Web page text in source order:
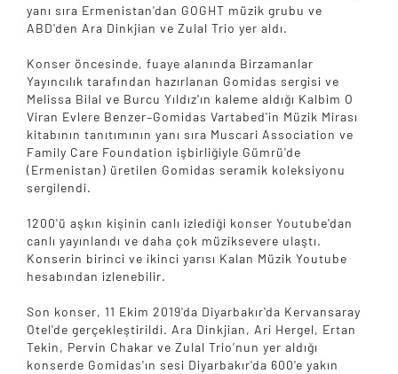
yanı sıra Ermenistan'dan GOGHT müzik grubu ve
ABD'den Ara Dinkjian ve Zulal Trio yer aldı.
Konser öncesinde, fuaye alanında Birzamanlar
Yayıncılık tarafından hazırlanan Gomidas sergisi ve
Melissa Bilal ve Burcu Yıldız'ın kaleme aldığı Kalbim O
Viran Evlere Benzer–Gomidas Vartabed'in Müzik Mirası
kitabının tanıtımının yanı sıra Muscari Association ve
Family Care Foundation işbirliğiyle Gümrü'de
(Ermenistan) üretilen Gomidas seramik koleksiyonu
sergilendi.
1200'ü aşkın kişinin canlı izlediği konser Youtube'dan
canlı yayınlandı ve daha çok müziksevere ulaştı.
Konserin birinci ve ikinci yarısı Kalan Müzik Youtube
hesabından izlenebilir.
Son konser, 11 Ekim 2019'da Diyarbakır'da Kervansaray
Otel'de gerçekleştirildi. Ara Dinkjian, Ari Hergel, Ertan
Tekin, Pervin Chakar ve Zulal Trio'nun yer aldığı
konserde Gomidas'ın sesi Diyarbakır'da 600'e yakın